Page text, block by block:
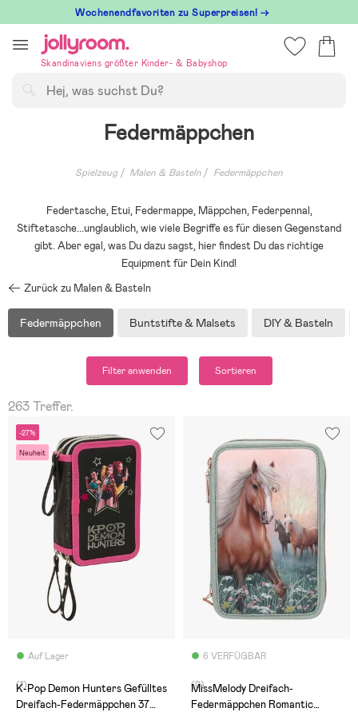
till
innehållet
Wochenendfavoriten zu Superpreisen! →
Skandinaviens größter Kinder- & Babyshop
Federmäppchen
Spielzeug Malen & Basteln Federmäppchen
Federtasche, Etui, Federmappe, Mäppchen, Federpennal,
Stiftetasche...unglaublich, wie viele Begriffe es für diesen Gegenstand
gibt. Aber egal, was Du dazu sagst, hier findest Du das richtige
Equipment für Dein Kind!
Zurück zu Malen & Basteln
Federmäppchen Buntstifte & Malsets DIY & Basteln
Filter anwenden Sortieren
263 Treffer.
-27%
Neuheit
Auf Lager
(1)
K-Pop Demon Hunters Gefülltes
Dreifach-Federmäppchen 37
6 VERFÜGBAR
(0)
MissMelody Dreifach-
Federmäppchen Romantic